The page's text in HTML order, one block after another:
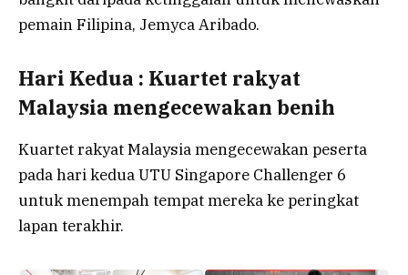
pemain Filipina, Jemyca Aribado.
Hari Kedua : Kuartet rakyat
Malaysia mengecewakan benih
Kuartet rakyat Malaysia mengecewakan peserta
pada hari kedua UTU Singapore Challenger 6
untuk menempah tempat mereka ke peringkat
lapan terakhir.